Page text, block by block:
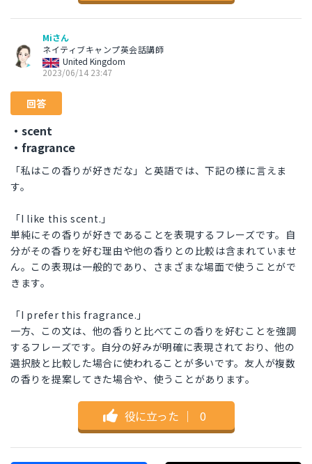
Miさん
ネイティブキャンプ英会話講師
United Kingdom
2023/06/14 23:47
回答
・scent
・fragrance
「私はこの香りが好きだな」と英語では、下記の様に言えま
す。
「I like this scent.」
単純にその香りが好きであることを表現するフレーズです。自
分がその香りを好む理由や他の香りとの比較は含まれていませ
ん。この表現は一般的であり、さまざまな場面で使うことがで
きます。
「I prefer this fragrance.」
一方、この文は、他の香りと比べてこの香りを好むことを強調
するフレーズです。自分の好みが明確に表現されており、他の
選択肢と比較した場合に使われることが多いです。友人が複数
の香りを提案してきた場合や、使うことがあります。
役に立った ｜ 0